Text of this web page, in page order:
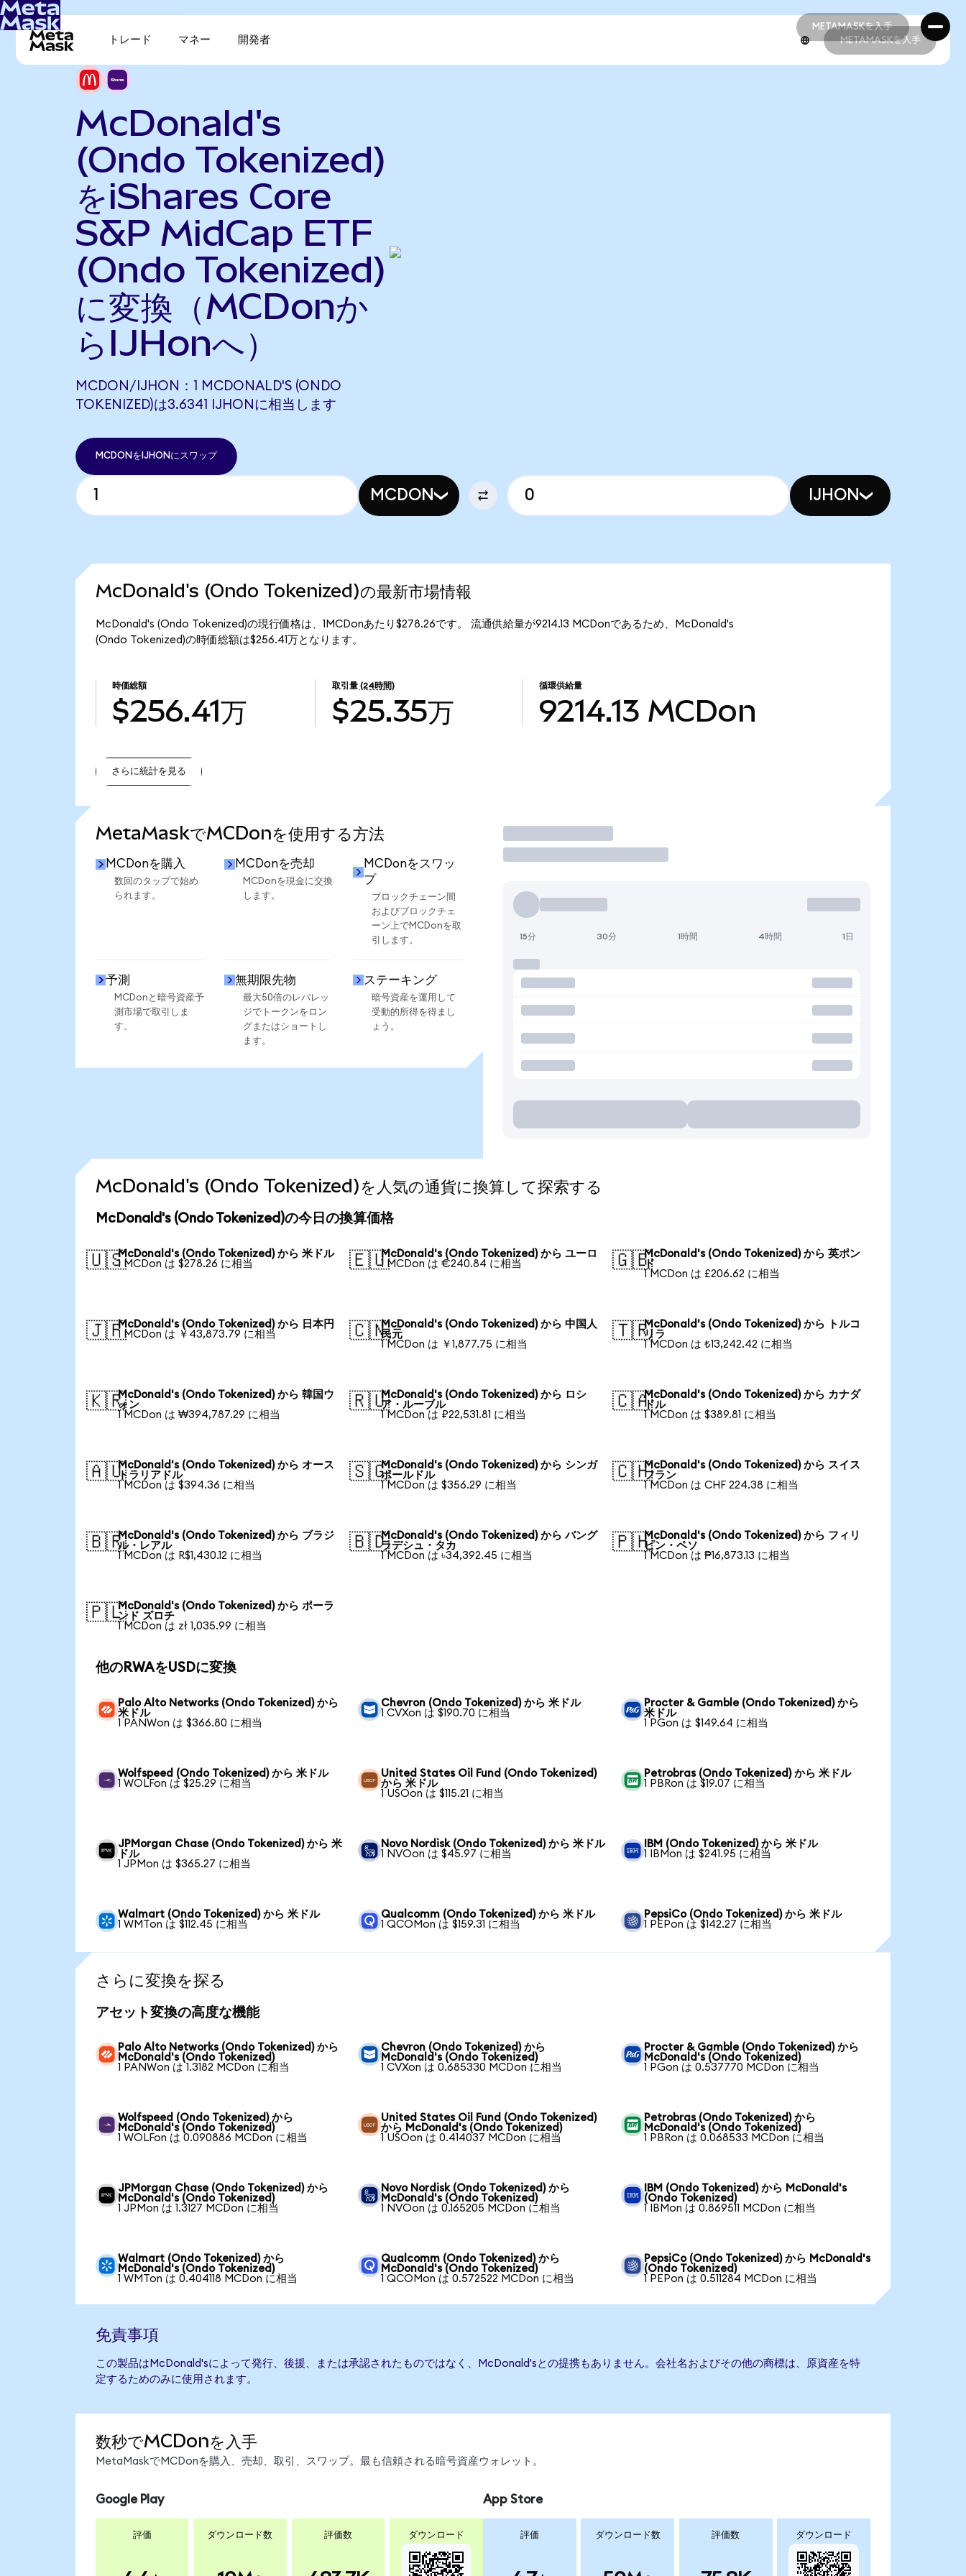
METAMASKを入手
METAMASKを入手
トレード マネー 開発者 METAMASKを入手
McDonald's
(Ondo Tokenized)
をiShares Core
S&P MidCap ETF
(Ondo Tokenized)
に変換（MCDonか
らIJHonへ）
MCDON/IJHON：1 MCDONALD'S (ONDO
TOKENIZED)は3.6341 IJHONに相当します
MCDONをIJHONにスワップ
MCDON IJHON
McDonald's (Ondo Tokenized)の最新市場情報
McDonald's (Ondo Tokenized)の現行価格は、1MCDonあたり$278.26です。 流通供給量が9214.13 MCDonであるため、McDonald's
(Ondo Tokenized)の時価総額は$256.41万となります。
時価総額
$256.41万
取引量 (24時間)
$25.35万
循環供給量
9214.13 MCDon
さらに統計を見る
MetaMaskでMCDonを使用する方法
MCDonを購入
数回のタップで始め
られます。
MCDonを売却
MCDonを現金に交換
します。
MCDonをスワッ
プ
ブロックチェーン間
およびブロックチェ
ーン上でMCDonを取
引します。
予測
MCDonと暗号資産予
測市場で取引しま
す。
無期限先物
最大50倍のレバレッ
ジでトークンをロン
グまたはショートし
ます。
ステーキング
暗号資産を運用して
受動的所得を得まし
ょう。
取引
15分 30分 1時間 4時間 1日
McDonald's (Ondo Tokenized)を人気の通貨に換算して探索する
McDonald's (Ondo Tokenized)の今日の換算価格
🇺🇸McDonald's (Ondo Tokenized) から 米ドル
1 MCDon は $278.26 に相当
🇪🇺McDonald's (Ondo Tokenized) から ユーロ
1 MCDon は €240.84 に相当
🇬🇧McDonald's (Ondo Tokenized) から 英ポン
ド
1 MCDon は £206.62 に相当
🇯🇵McDonald's (Ondo Tokenized) から 日本円
1 MCDon は ￥43,873.79 に相当
🇨🇳McDonald's (Ondo Tokenized) から 中国人
民元
1 MCDon は ￥1,877.75 に相当
🇹🇷McDonald's (Ondo Tokenized) から トルコ
リラ
1 MCDon は ₺13,242.42 に相当
🇰🇷McDonald's (Ondo Tokenized) から 韓国ウ
ォン
1 MCDon は ₩394,787.29 に相当
🇷🇺McDonald's (Ondo Tokenized) から ロシ
ア・ルーブル
1 MCDon は ₽22,531.81 に相当
🇨🇦McDonald's (Ondo Tokenized) から カナダ
ドル
1 MCDon は $389.81 に相当
🇦🇺McDonald's (Ondo Tokenized) から オース
トラリアドル
1 MCDon は $394.36 に相当
🇸🇬McDonald's (Ondo Tokenized) から シンガ
ポールドル
1 MCDon は $356.29 に相当
🇨🇭McDonald's (Ondo Tokenized) から スイス
フラン
1 MCDon は CHF 224.38 に相当
🇧🇷McDonald's (Ondo Tokenized) から ブラジ
ル・レアル
1 MCDon は R$1,430.12 に相当
🇧🇩McDonald's (Ondo Tokenized) から バング
ラデシュ・タカ
1 MCDon は ৳34,392.45 に相当
🇵🇭McDonald's (Ondo Tokenized) から フィリ
ピン・ペソ
1 MCDon は ₱16,873.13 に相当
🇵🇱McDonald's (Ondo Tokenized) から ポーラ
ンド ズロチ
1 MCDon は zł 1,035.99 に相当
他のRWAをUSDに変換
Palo Alto Networks (Ondo Tokenized) から
米ドル
1 PANWon は $366.80 に相当
Chevron (Ondo Tokenized) から 米ドル
1 CVXon は $190.70 に相当
Procter & Gamble (Ondo Tokenized) から
米ドル
1 PGon は $149.64 に相当
Wolfspeed (Ondo Tokenized) から 米ドル
1 WOLFon は $25.29 に相当
United States Oil Fund (Ondo Tokenized)
から 米ドル
1 USOon は $115.21 に相当
Petrobras (Ondo Tokenized) から 米ドル
1 PBRon は $19.07 に相当
JPMorgan Chase (Ondo Tokenized) から 米
ドル
1 JPMon は $365.27 に相当
Novo Nordisk (Ondo Tokenized) から 米ドル
1 NVOon は $45.97 に相当
IBM (Ondo Tokenized) から 米ドル
1 IBMon は $241.95 に相当
Walmart (Ondo Tokenized) から 米ドル
1 WMTon は $112.45 に相当
Qualcomm (Ondo Tokenized) から 米ドル
1 QCOMon は $159.31 に相当
PepsiCo (Ondo Tokenized) から 米ドル
1 PEPon は $142.27 に相当
さらに変換を探る
アセット変換の高度な機能
Palo Alto Networks (Ondo Tokenized) から
McDonald's (Ondo Tokenized)
1 PANWon は 1.3182 MCDon に相当
Chevron (Ondo Tokenized) から
McDonald's (Ondo Tokenized)
1 CVXon は 0.685330 MCDon に相当
Procter & Gamble (Ondo Tokenized) から
McDonald's (Ondo Tokenized)
1 PGon は 0.537770 MCDon に相当
Wolfspeed (Ondo Tokenized) から
McDonald's (Ondo Tokenized)
1 WOLFon は 0.090886 MCDon に相当
United States Oil Fund (Ondo Tokenized)
から McDonald's (Ondo Tokenized)
1 USOon は 0.414037 MCDon に相当
Petrobras (Ondo Tokenized) から
McDonald's (Ondo Tokenized)
1 PBRon は 0.068533 MCDon に相当
JPMorgan Chase (Ondo Tokenized) から
McDonald's (Ondo Tokenized)
1 JPMon は 1.3127 MCDon に相当
Novo Nordisk (Ondo Tokenized) から
McDonald's (Ondo Tokenized)
1 NVOon は 0.165205 MCDon に相当
IBM (Ondo Tokenized) から McDonald's
(Ondo Tokenized)
1 IBMon は 0.869511 MCDon に相当
Walmart (Ondo Tokenized) から
McDonald's (Ondo Tokenized)
1 WMTon は 0.404118 MCDon に相当
Qualcomm (Ondo Tokenized) から
McDonald's (Ondo Tokenized)
1 QCOMon は 0.572522 MCDon に相当
PepsiCo (Ondo Tokenized) から McDonald's
(Ondo Tokenized)
1 PEPon は 0.511284 MCDon に相当
免責事項
この製品はMcDonald'sによって発行、後援、または承認されたものではなく、McDonald'sとの提携もありません。会社名およびその他の商標は、原資産を特
定するためのみに使用されます。
数秒でMCDonを入手
MetaMaskでMCDonを購入、売却、取引、スワップ。最も信頼される暗号資産ウォレット。
Google Play
評価 ダウンロード数 評価数 ダウンロード
App Store
評価 ダウンロード数 評価数 ダウンロード